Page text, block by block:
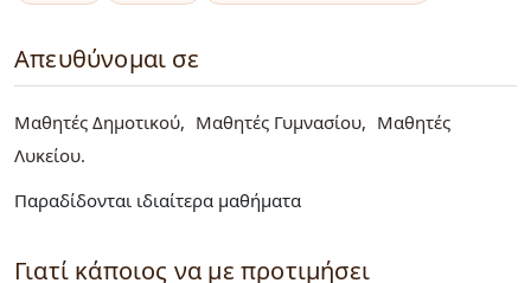
Απευθύνομαι σε
Μαθητές Δημοτικού Μαθητές Γυμνασίου
Μαθητές
Λυκείου
Παραδίδονται ιδιαίτερα μαθήματα
Γιατί κάποιος να με προτιμήσει